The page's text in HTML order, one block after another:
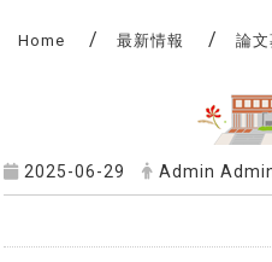
Home 最新情報 論
2025-06-29 Admin